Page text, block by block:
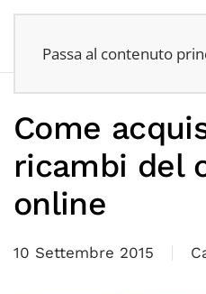
Passa al contenuto
Come
ricambi del
online
10 Settembre 2015